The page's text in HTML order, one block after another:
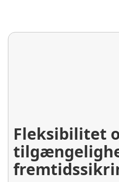
Fleksibilitet